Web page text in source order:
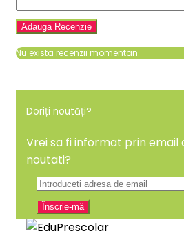
Nu exista recenzii momentan.
Doriți noutăți?
Vrei sa fi informat prin email
noutati?